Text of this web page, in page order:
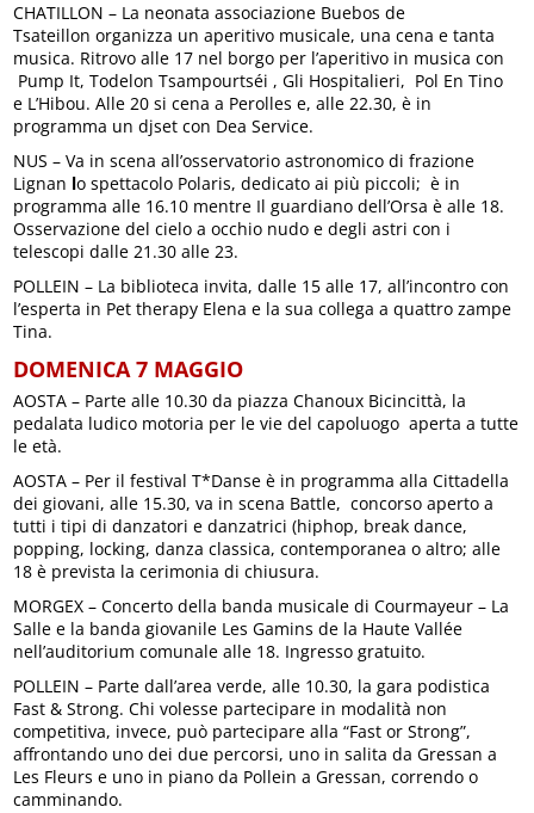
CHATILLON – La neonata associazione Buebos de
Tsateillon organizza un aperitivo musicale, una cena e tanta
musica. Ritrovo alle 17 nel borgo per l’aperitivo in musica con
Pump It, Todelon Tsampourtséi , Gli Hospitalieri, Pol En Tino
e L’Hibou. Alle 20 si cena a Perolles e, alle 22.30, è in
programma un djset con Dea Service.
NUS – Va in scena all’osservatorio astronomico di frazione
Lignan lo spettacolo Polaris, dedicato ai più piccoli; è in
programma alle 16.10 mentre Il guardiano dell’Orsa è alle 18.
Osservazione del cielo a occhio nudo e degli astri con i
telescopi dalle 21.30 alle 23.
POLLEIN – La biblioteca invita, dalle 15 alle 17, all’incontro con
l’esperta in Pet therapy Elena e la sua collega a quattro zampe
Tina.
DOMENICA 7 MAGGIO
AOSTA – Parte alle 10.30 da piazza Chanoux Bicincittà, la
pedalata ludico motoria per le vie del capoluogo aperta a tutte
le età.
AOSTA – Per il festival T*Danse è in programma alla Cittadella
dei giovani, alle 15.30, va in scena Battle, concorso aperto a
tutti i tipi di danzatori e danzatrici (hiphop, break dance,
popping, locking, danza classica, contemporanea o altro; alle
18 è prevista la cerimonia di chiusura.
MORGEX – Concerto della banda musicale di Courmayeur – La
Salle e la banda giovanile Les Gamins de la Haute Vallée
nell’auditorium comunale alle 18. Ingresso gratuito.
POLLEIN – Parte dall’area verde, alle 10.30, la gara podistica
Fast & Strong. Chi volesse partecipare in modalità non
competitiva, invece, può partecipare alla “Fast or Strong”,
affrontando uno dei due percorsi, uno in salita da Gressan a
Les Fleurs e uno in piano da Pollein a Gressan, correndo o
camminando.